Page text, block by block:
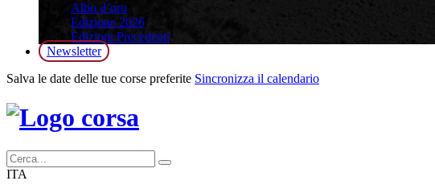
Albo d’oro
Edizione 2026
Edizioni Precedenti
Newsletter
Salva le date delle tue corse preferite Sincronizza il calendario
ITA